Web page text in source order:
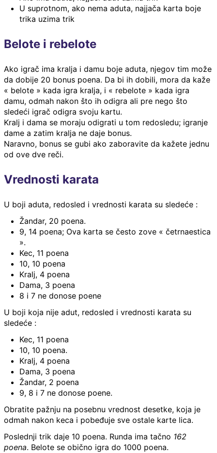
U suprotnom, ako nema aduta, najjača karta boje
trika uzima trik
Belote i rebelote
Ako igrač ima kralja i damu boje aduta, njegov tim može
da dobije 20 bonus poena. Da bi ih dobili, mora da kaže
« belote » kada igra kralja, i « rebelote » kada igra
damu, odmah nakon što ih odigra ali pre nego što
sledeći igrač odigra svoju kartu.
Kralj i dama se moraju odigrati u tom redosledu; igranje
dame a zatim kralja ne daje bonus.
Naravno, bonus se gubi ako zaboravite da kažete jednu
od ove dve reči.
Vrednosti karata
U boji aduta, redosled i vrednosti karata su sledeće :
Žandar, 20 poena.
9, 14 poena; Ova karta se često zove « četrnaestica
».
Kec, 11 poena
10, 10 poena
Kralj, 4 poena
Dama, 3 poena
8 i 7 ne donose poene
U boji koja nije adut, redosled i vrednosti karata su
sledeće :
Kec, 11 poena
10, 10 poena.
Kralj, 4 poena
Dama, 3 poena
Žandar, 2 poena
9, 8 i 7 ne donose poene.
Obratite pažnju na posebnu vrednost desetke, koja je
odmah nakon keca i pobeđuje sve ostale karte lica.
Poslednji trik daje 10 poena. Runda ima tačno 162
poena. Belote se obično igra do 1000 poena.